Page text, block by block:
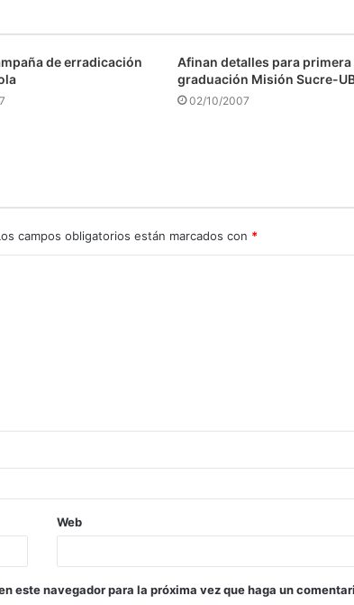
de erradicación
Afinan detalles para primera
graduación Misión Sucre-
02/10/2007
campos obligatorios están marcados con *
Web
este navegador para la próxima vez que haga un